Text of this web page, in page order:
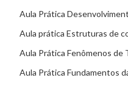
Aula Prática
Aula prática Estruturas de
Aula Prática Fenômenos de
Aula Prática Fundamentos